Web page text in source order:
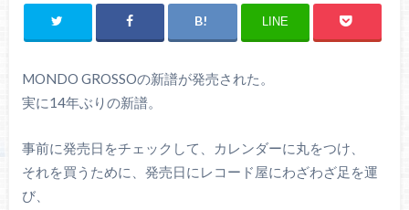
LINE
MONDO GROSSOの新譜が発売された。
実に14年ぶりの新譜。
事前に発売日をチェックして、カレンダーに丸をつけ、
それを買うために、発売日にレコード屋にわざわざ足を運
び、